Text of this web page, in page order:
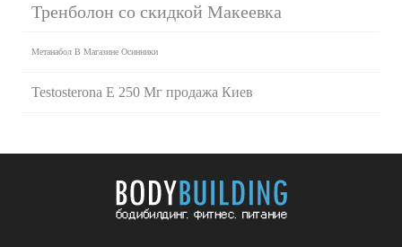
Тренболон со скидкой Макеевка
Метанабол В Магазине Осинники
Testosterona E 250 Мг продажа Киев